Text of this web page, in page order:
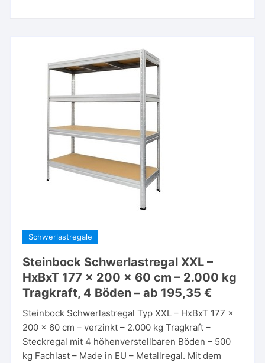
Schwerlastregale
Steinbock Schwerlastregal XXL –
HxBxT 177 x 200 x 60 cm – 2.000 kg
Tragkraft, 4 Böden – ab 195,35 €
Steinbock Schwerlastregal Typ XXL – HxBxT 177 x
200 x 60 cm – verzinkt – 2.000 kg Tragkraft –
Steckregal mit 4 höhenverstellbaren Böden – 500
kg Fachlast – Made in EU – Metallregal. Mit dem